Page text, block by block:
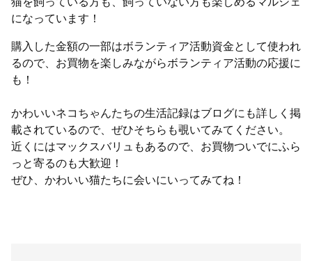
になっています！
購入した金額の一部はボランティア活動資金として使われ
るので、お買物を楽しみながらボランティア活動の応援に
も！
かわいいネコちゃんたちの生活記録はブログにも詳しく掲
載されているので、ぜひそちらも覗いてみてください。
近くにはマックスバリュもあるので、お買物ついでにふら
っと寄るのも大歓迎！
ぜひ、かわいい猫たちに会いにいってみてね！